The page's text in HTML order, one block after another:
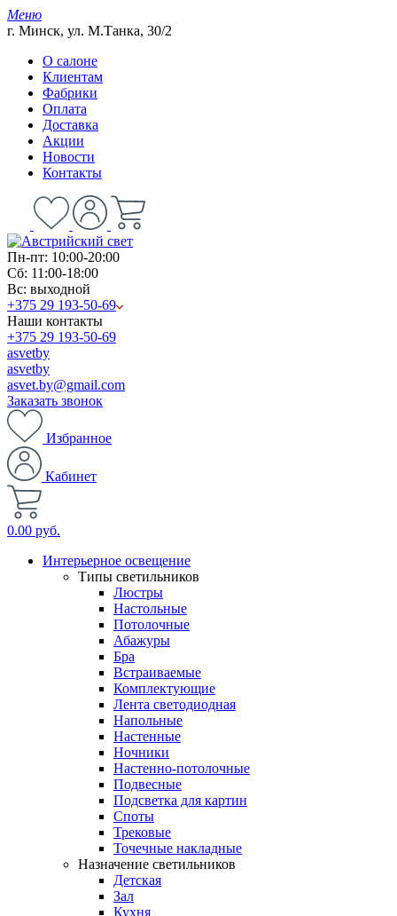
Меню
г. Минск, ул. М.Танка, 30/2
О салоне
Клиентам
Фабрики
Оплата
Доставка
Акции
Новости
Контакты
Пн-пт: 10:00-20:00
Сб: 11:00-18:00
Вс: выходной
+375 29 193-50-69
Наши контакты
+375 29 193-50-69
asvetby
asvetby
asvet.by@gmail.com
Заказать звонок
Избранное
Кабинет
0.00 руб.
Интерьерное освещение
Типы светильников
Люстры
Настольные
Потолочные
Абажуры
Бра
Встраиваемые
Комплектующие
Лента светодиодная
Напольные
Настенные
Ночники
Настенно-потолочные
Подвесные
Подсветка для картин
Споты
Трековые
Точечные накладные
Назначение светильников
Детская
Зал
Кухня